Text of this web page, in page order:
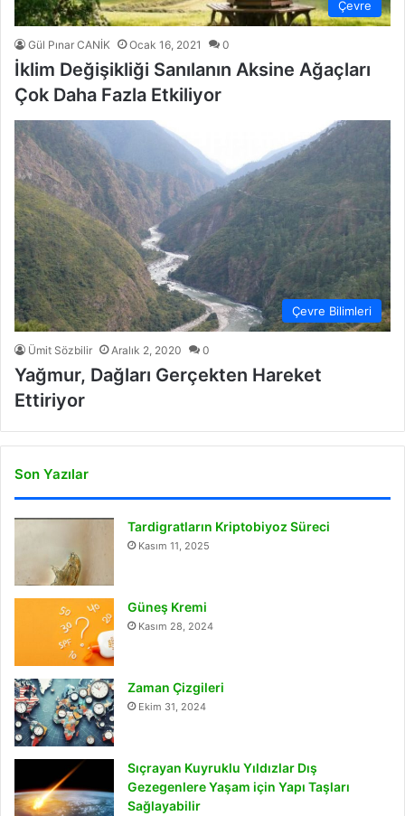
Çevre
Gül Pınar CANİK Ocak 16, 2021 0
İklim Değişikliği Sanılanın Aksine Ağaçları
Çok Daha Fazla Etkiliyor
Çevre Bilimleri
Ümit Sözbilir Aralık 2, 2020 0
Yağmur, Dağları Gerçekten Hareket
Ettiriyor
Son Yazılar
Tardigratların Kriptobiyoz Süreci
Kasım 11, 2025
Güneş Kremi
Kasım 28, 2024
Zaman Çizgileri
Ekim 31, 2024
Sıçrayan Kuyruklu Yıldızlar Dış
Gezegenlere Yaşam için Yapı Taşları
Sağlayabilir